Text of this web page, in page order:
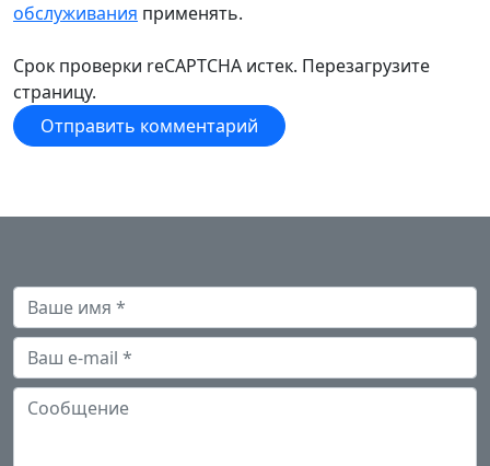
обслуживания применять.
Срок проверки reCAPTCHA истек. Перезагрузите
страницу.